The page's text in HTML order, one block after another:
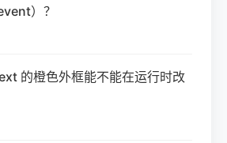
）？
的橙色外框能不能在运行时改